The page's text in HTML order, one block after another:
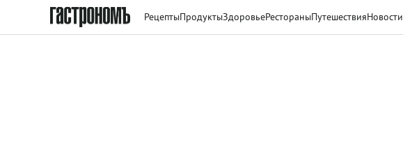
РецептыПродуктыЗдоровьеРестораныПутешествияНовости